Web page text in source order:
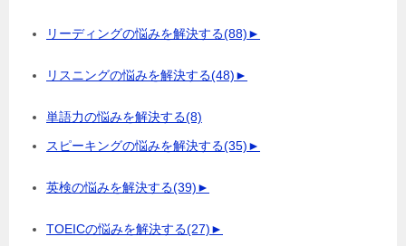
リーディングの悩みを解決する(88)►
リスニングの悩みを解決する(48)►
単語力の悩みを解決する(8)
スピーキングの悩みを解決する(35)►
英検の悩みを解決する(39)►
TOEICの悩みを解決する(27)►